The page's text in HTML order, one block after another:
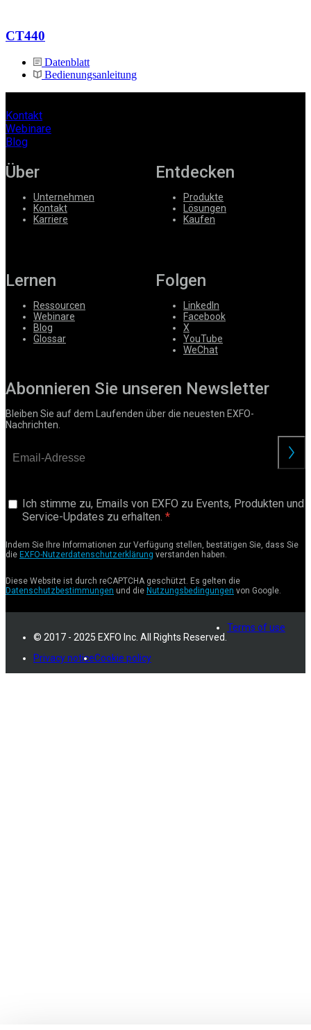
CT440
Datenblatt
Bedienungsanleitung
Kontakt
Webinare
Blog
Über
Unternehmen
Kontakt
Karriere
Entdecken
Produkte
Lösungen
Kaufen
Lernen
Ressourcen
Webinare
Blog
Glossar
Folgen
LinkedIn
Facebook
X
YouTube
WeChat
Abonnieren Sie unseren Newsletter
Bleiben Sie auf dem Laufenden über die neuesten EXFO-
Nachrichten.
Ich stimme zu, Emails von EXFO zu Events, Produkten und
Service-Updates zu erhalten.
Indem Sie Ihre Informationen zur Verfügung stellen, bestätigen Sie, dass Sie
die EXFO-Nutzerdatenschutzerklärung verstanden haben.
Diese Website ist durch reCAPTCHA geschützt. Es gelten die
Datenschutzbestimmungen und die Nutzungsbedingungen von Google.
© 2017 - 2025 EXFO Inc. All Rights Reserved.
Terms of use
Privacy noticeCookie policy